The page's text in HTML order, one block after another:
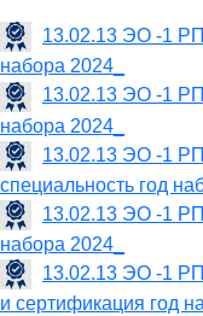
13.02.13 ЭО -1
набора 2024_
13.02.13 ЭО -1
набора 2024_
13.02.13 ЭО -1
специальность год
13.02.13 ЭО -1
набора 2024_
13.02.13 ЭО -1
и сертификация год